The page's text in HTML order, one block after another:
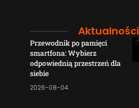
Aktualności
Przewodnik po pamięci
smartfona: Wybierz
odpowiednią przestrzeń dla
siebie
2026-08-04